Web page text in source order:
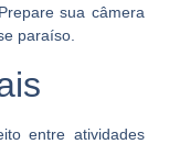
sua câmera
paraíso.
entre atividades